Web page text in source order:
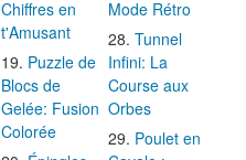
Chiffres en
t'Amusant
Puzzle de
Blocs de
Gelée: Fusion
Colorée
Mode Rétro
Tunnel
Infini: La
Course aux
Orbes
Poulet en